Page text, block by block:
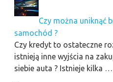
Czy można uniknąć
samochód ?
Czy kredyt to ostateczne
istnieją inne wyjścia na
siebie auta ? Istnieje kilka …